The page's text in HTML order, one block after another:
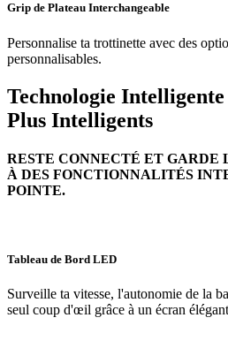
Grip de Plateau Interchangeable
Personnalise ta trottinette avec des
personnalisables.
Technologie
Plus Intelligents
RESTE CONNECTÉ ET GARDE
À DES FONCTIONNALITÉS
POINTE.
Tableau de Bord LED
Surveille ta vitesse, l'autonomie de la
seul coup d'œil grâce à un écran